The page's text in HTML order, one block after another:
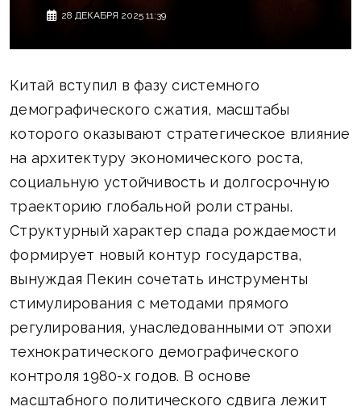
28 ДЕКАБРЯ 2025 11:39
Китай вступил в фазу системного
демографического сжатия, масштабы
которого оказывают стратегическое влияние
на архитектуру экономического роста,
социальную устойчивость и долгосрочную
траекторию глобальной роли страны.
Структурный характер спада рождаемости
формирует новый контур государства,
вынуждая Пекин сочетать инструменты
стимулирования с методами прямого
регулирования, унаследованными от эпохи
технократического демографического
контроля 1980-х годов. В основе
масштабного политического сдвига лежит